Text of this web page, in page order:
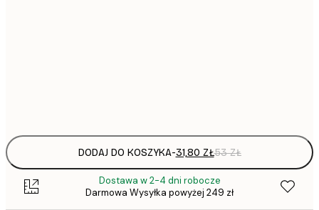
DODAJ DO KOSZYKA-31,80 ZŁ53 ZŁ
Dostawa w 2-4 dni robocze
Darmowa Wysyłka powyżej 249 zł